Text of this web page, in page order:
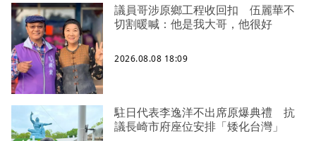
議員哥涉原鄉工程收回扣 伍麗華不
切割暖喊：他是我大哥，他很好
2026.08.08 18:09
駐日代表李逸洋不出席原爆典禮 抗
議長崎市府座位安排「矮化台灣」